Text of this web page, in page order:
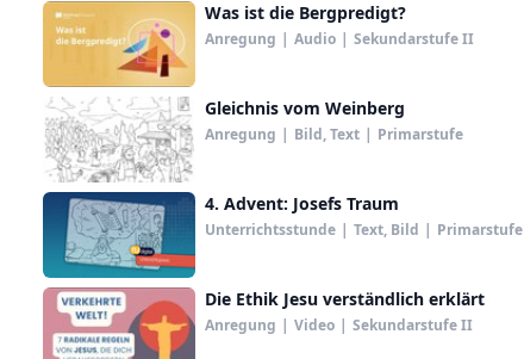
Was ist die Bergpredigt?
Anregung | Audio | Sekundarstufe II
Gleichnis vom Weinberg
Anregung | Bild, Text | Primarstufe
4. Advent: Josefs Traum
Unterrichtsstunde | Text, Bild | Primarstufe
Die Ethik Jesu verständlich erklärt
Anregung | Video | Sekundarstufe II